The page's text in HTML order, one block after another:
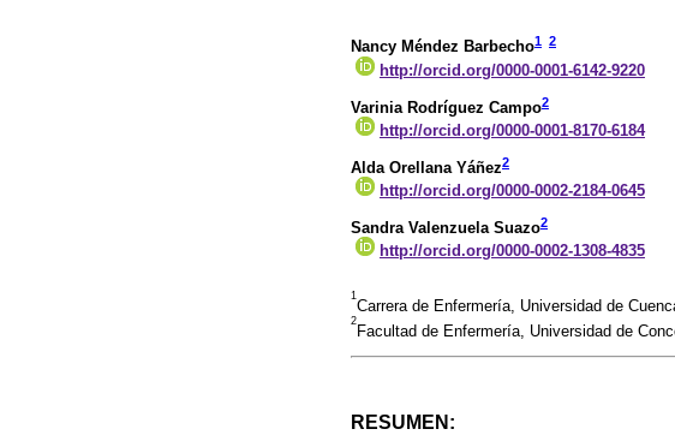
Nancy Méndez Barbecho1 2
http://orcid.org/0000-0001-6142-9220
Varinia Rodríguez Campo2
http://orcid.org/0000-0001-8170-6184
Alda Orellana Yáñez2
http://orcid.org/0000-0002-2184-0645
Sandra Valenzuela Suazo2
http://orcid.org/0000-0002-1308-4835
1
Carrera de Enfermería, Universidad de
2
Facultad de Enfermería, Universidad de
RESUMEN: